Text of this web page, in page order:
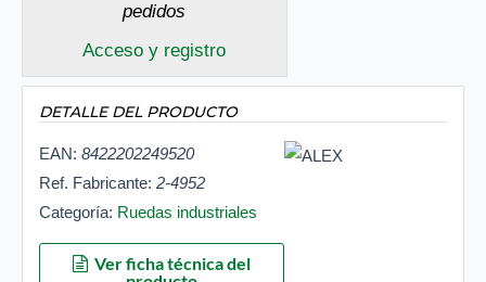
pedidos
Acceso y registro
DETALLE DEL PRODUCTO
EAN: 8422202249520
Ref. Fabricante: 2-4952
Categoría: Ruedas industriales
Ver ficha técnica del